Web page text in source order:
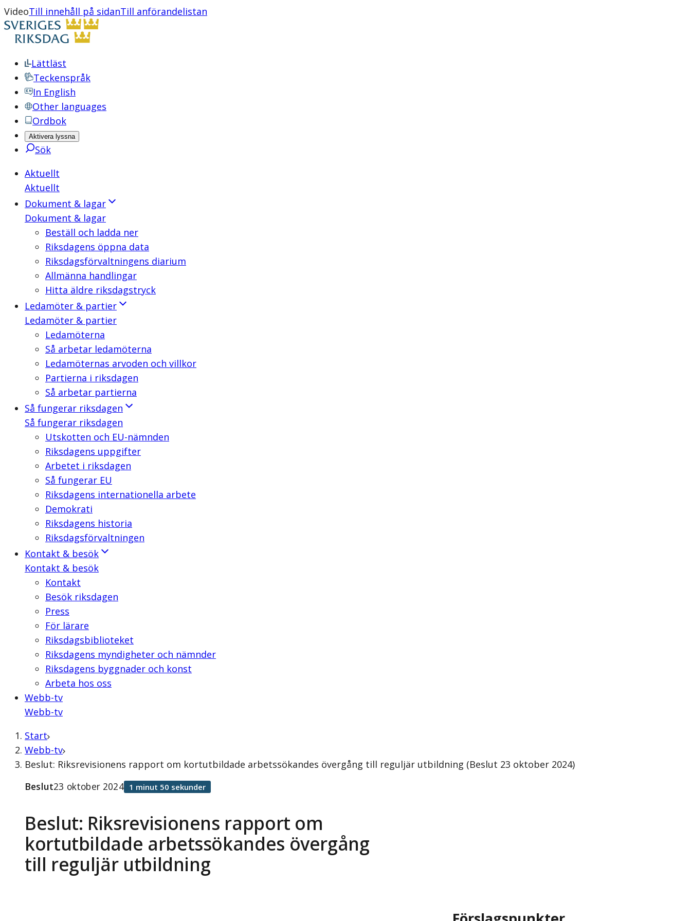
VideoTill innehåll på sidanTill anförandelistan
Lättläst
Teckenspråk
In English
Other languages
Ordbok
Aktivera lyssna
Sök
Aktuellt
Aktuellt
Dokument & lagar
Dokument & lagar
Beställ och ladda ner
Riksdagens öppna data
Riksdagsförvaltningens diarium
Allmänna handlingar
Hitta äldre riksdagstryck
Ledamöter & partier
Ledamöter & partier
Ledamöterna
Så arbetar ledamöterna
Ledamöternas arvoden och villkor
Partierna i riksdagen
Så arbetar partierna
Så fungerar riksdagen
Så fungerar riksdagen
Utskotten och EU-nämnden
Riksdagens uppgifter
Arbetet i riksdagen
Så fungerar EU
Riksdagens internationella arbete
Demokrati
Riksdagens historia
Riksdagsförvaltningen
Kontakt & besök
Kontakt & besök
Kontakt
Besök riksdagen
Press
För lärare
Riksdagsbiblioteket
Riksdagens myndigheter och nämnder
Riksdagens byggnader och konst
Arbeta hos oss
Webb-tv
Webb-tv
Start
Webb-tv
Beslut: Riksrevisionens rapport om kortutbildade arbetssökandes övergång till reguljär utbildning (Beslut 23 oktober 2024)
Beslut: Riksrevisionens rapport om
kortutbildade arbetssökandes övergång
till reguljär utbildning
Beslut23 oktober 2024 1 minut 50 sekunder